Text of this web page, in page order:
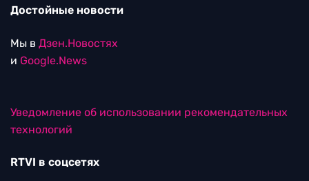
Достойные новости
Мы в Дзен.Новостях
и Google.News
Уведомление об использовании рекомендательных
технологий
RTVI в соцсетях